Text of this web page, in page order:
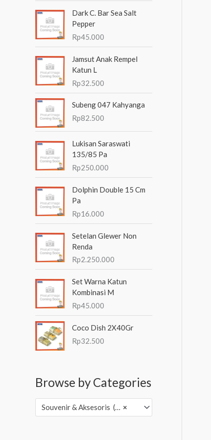
n
u
Dark C. Bar Sea Salt
Pepper
Rp45.000
Jamsut Anak Rempel
Katun L
Rp32.500
Subeng 047 Kahyanga
Rp82.500
Lukisan Saraswati
135/85 Pa
Rp250.000
Dolphin Double 15 Cm
Pa
Rp16.000
Setelan Glewer Non
Renda
Rp2.250.000
Set Warna Katun
Kombinasi M
Rp45.000
Coco Dish 2X40Gr
Rp32.500
Browse by Categories
×
Souvenir & Aksesoris (3,502)